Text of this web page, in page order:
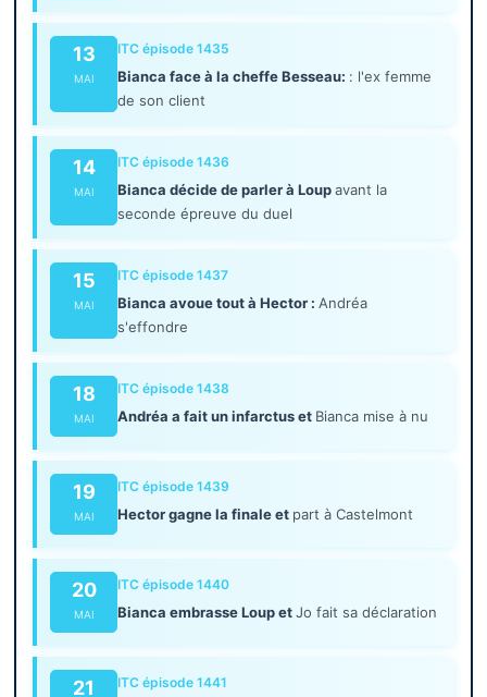
13
MAI
ITC épisode 1435
Bianca face à la cheffe Besseau: : l'ex femme
de son client
14
MAI
ITC épisode 1436
Bianca décide de parler à Loupavant la
seconde épreuve du duel
15
MAI
ITC épisode 1437
Bianca avoue tout à Hector :Andréa
s'effondre
18
MAI
ITC épisode 1438
Andréa a fait un infarctus et Bianca mise à nu
19
MAI
ITC épisode 1439
Hector gagne la finale et part à Castelmont
20
MAI
ITC épisode 1440
Bianca embrasse Loup etJo fait sa déclaration
21 ITC épisode 1441